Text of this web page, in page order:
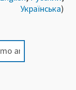
Українська)